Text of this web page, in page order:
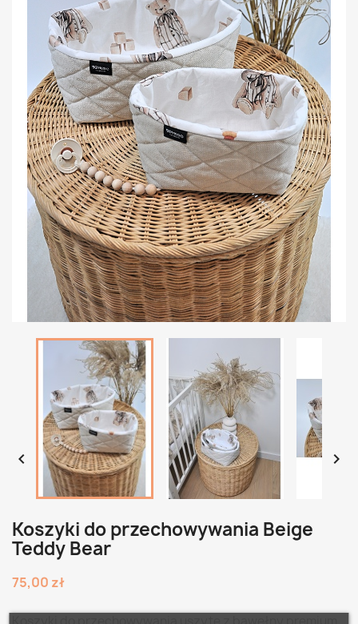
 
Koszyki do przechowywania Beige
Teddy Bear
75,00 zł